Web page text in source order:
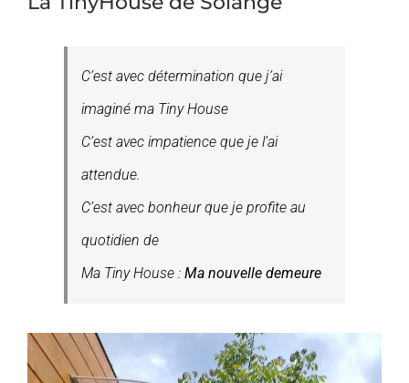
C’est avec détermination que j’ai
imaginé ma Tiny House
C’est avec impatience que je l’ai
attendue.
C’est avec bonheur que je profite au
quotidien de
Ma Tiny House : Ma nouvelle demeure